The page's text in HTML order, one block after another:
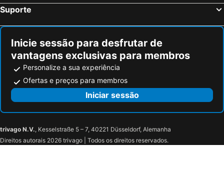
Suporte
Inicie sessão para desfrutar de
vantagens exclusivas para membros
Personalize a sua experiência
Ofertas e preços para membros
Iniciar sessão
trivago N.V., Kesselstraße 5 – 7, 40221 Düsseldorf, Alemanha
Direitos autorais 2026 trivago | Todos os direitos reservados.